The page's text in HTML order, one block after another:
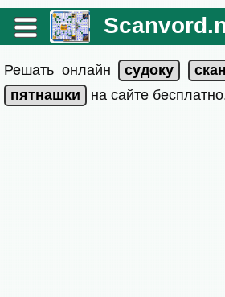
Решать онлайн
на сайте